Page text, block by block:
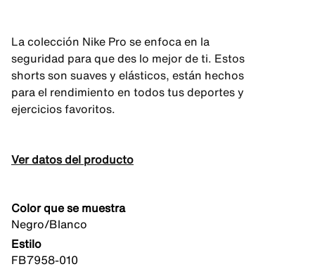
La colección Nike Pro se enfoca en la
seguridad para que des lo mejor de ti. Estos
shorts son suaves y elásticos, están hechos
para el rendimiento en todos tus deportes y
ejercicios favoritos.
Ver datos del producto
Color que se muestra
Negro/Blanco
Estilo
FB7958-010